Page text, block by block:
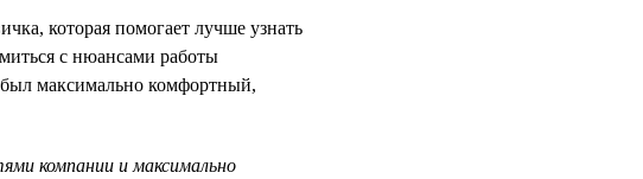
которая помогает лучше узнать
с нюансами работы
максимально комфортный,
компании и максимально